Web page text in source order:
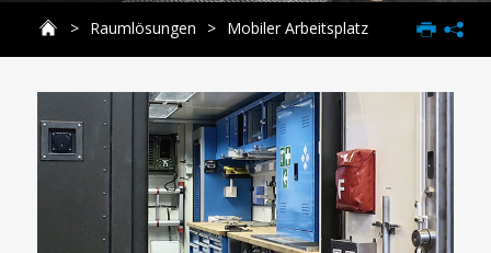
Raumlösungen Mobiler Arbeitsplatz